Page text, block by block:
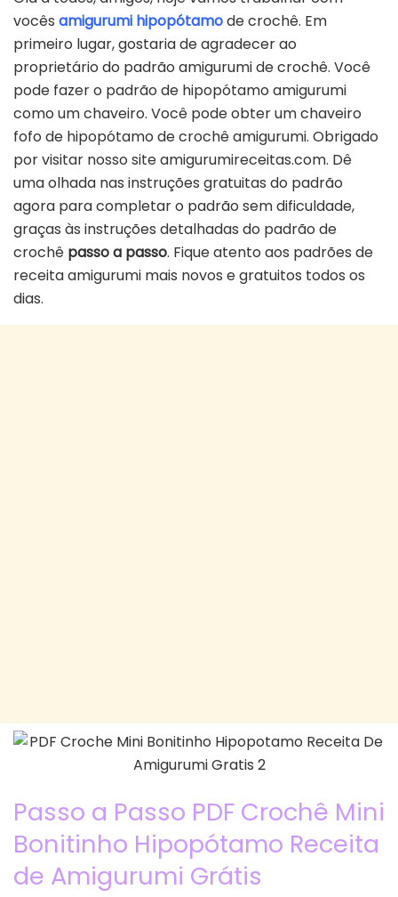
vocês amigurumi hipopótamode crochê. Em
primeiro lugar, gostaria de agradecer ao
proprietário do padrão amigurumi de crochê. Você
pode fazer o padrão de hipopótamo amigurumi
como um chaveiro. Você pode obter um chaveiro
fofo de hipopótamo de crochê amigurumi. Obrigado
por visitar nosso site amigurumireceitas.com. Dê
uma olhada nas instruções gratuitas do padrão
agora para completar o padrão sem dificuldade,
graças às instruções detalhadas do padrão de
crochê passo a passo. Fique atento aos padrões de
receita amigurumi mais novos e gratuitos todos os
dias.
Passo a Passo PDF Crochê Mini
Bonitinho Hipopótamo Receita
de Amigurumi Grátis